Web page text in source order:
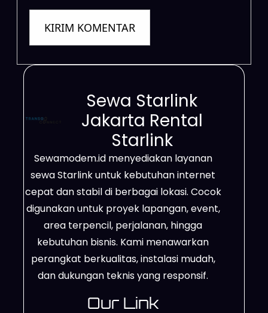
Sewa Starlink
Jakarta Rental
Starlink
Sewamodem.id menyediakan layanan
sewa Starlink untuk kebutuhan internet
cepat dan stabil di berbagai lokasi. Cocok
digunakan untuk proyek lapangan, event,
area terpencil, perjalanan, hingga
kebutuhan bisnis. Kami menawarkan
perangkat berkualitas, instalasi mudah,
dan dukungan teknis yang responsif.
Our Link